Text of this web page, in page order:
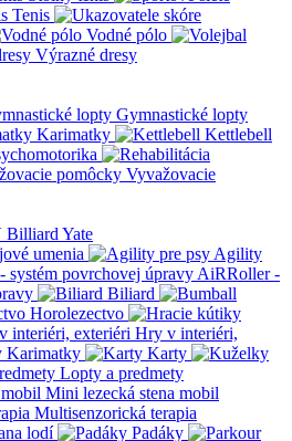
Tenis
Vodné pólo
Výrazné dresy
Gymnastické lopty
Karimatky
Kettlebell
Vyvažovacie
Billiard Yate
umenia
Agility
AiRRoller -
Biliard
Horolezectvo
Hry v interiéri,
Karimatky
Karty
Lopty a predmety
Mini lezecká stena mobil
Multisenzorická terapia
lodí
Padáky